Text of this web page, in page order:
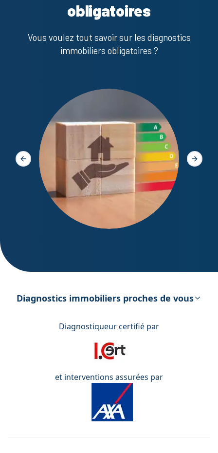
obligatoires
Vous voulez tout savoir sur les diagnostics
immobiliers obligatoires ?
énergétique
Slide précédente Slide
Diagnostics immobiliers proches de vous
Diagnostiqueur certifié par
et interventions assurées par